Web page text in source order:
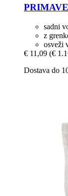
sadni
z
osveži
€ 11,09 (€
Dostava do